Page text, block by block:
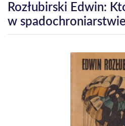
Rozłubirski Edwin:
w spadochroniarstwie